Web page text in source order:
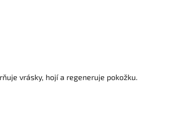
vrásky, hojí a regeneruje pokožku.